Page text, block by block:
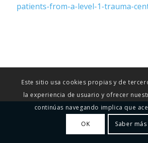
patients-from-a-level-1-trauma-
Este sitio usa cookies propias y de
la experiencia de usuario y ofrecer
continúas navegando implica que
OK Saber más